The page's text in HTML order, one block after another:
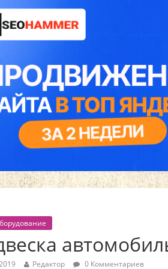
Редактор 0 Комментариев